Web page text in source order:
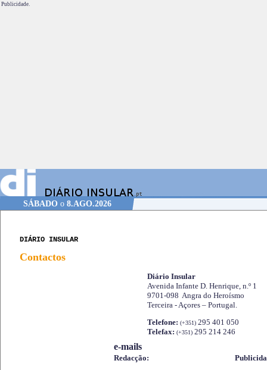
Publicidade.
SÁBADOo 8.AGO.2026
DIÁRIO INSULAR
Contactos
Diário Insular
Avenida Infante D. Henrique, n.º 1
9701-098 Angra do Heroísmo
Terceira - Açores – Portugal.
Telefone: (+351) 295 401 050
Telefax: (+351) 295 214 246
e-mails
Redacção: